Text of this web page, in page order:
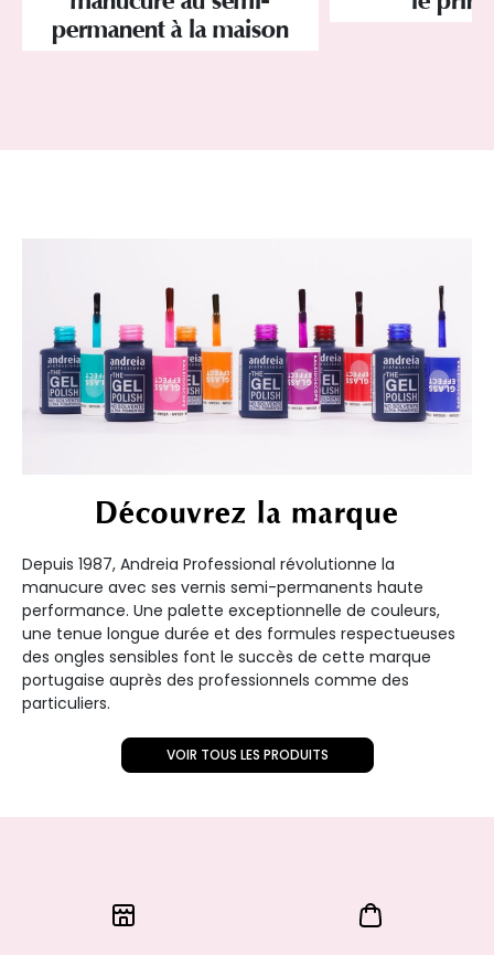
permanent à la maison
Découvrez la marque
Depuis 1987, Andreia Professional révolutionne la
manucure avec ses vernis semi-permanents haute
performance. Une palette exceptionnelle de couleurs,
une tenue longue durée et des formules respectueuses
des ongles sensibles font le succès de cette marque
portugaise auprès des professionnels comme des
particuliers.
VOIR TOUS LES PRODUITS